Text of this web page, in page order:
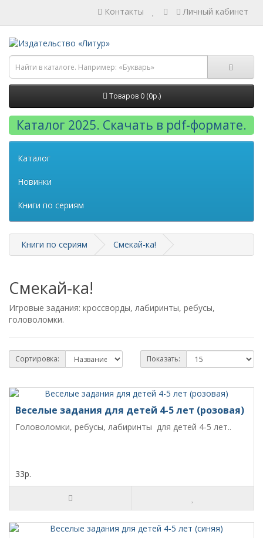
Контакты Личный кабинет
Товаров 0 (0р.)
Каталог 2025. Скачать в pdf-формате.
Каталог
Новинки
Книги по сериям
Книги по сериям Смекай-ка!
Смекай-ка!
Игровые задания: кроссворды, лабиринты, ребусы,
головоломки.
Сортировка: Показать:
Веселые задания для детей 4-5 лет (розовая)
Головоломки, ребусы, лабиринты для детей 4-5 лет..
33р.